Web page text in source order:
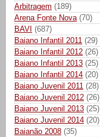
Arbitragem (189)
Arena Fonte Nova (70)
BAVI (687)
Baiano Infantil 2011 (29)
Baiano Infantil 2012 (26)
Baiano Infantil 2013 (25)
Baiano Infantil 2014 (20)
Baiano Juvenil 2011 (28)
Baiano Juvenil 2012 (26)
Baiano Juvenil 2013 (25)
Baiano Juvenil 2014 (20)
Baianão 2008 (35)